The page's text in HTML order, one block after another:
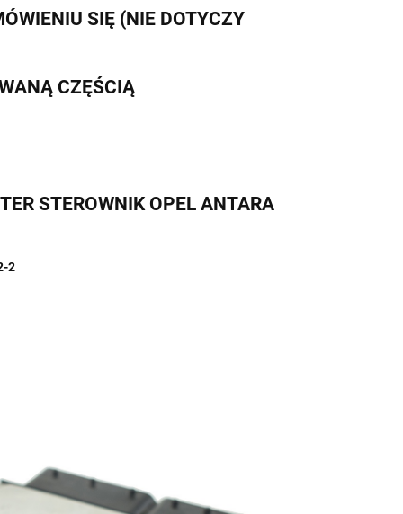
SIĘ (NIE DOTYCZY
CZĘŚCIĄ
STEROWNIK OPEL ANTARA
2